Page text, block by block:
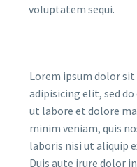
voluptatem sequi.
Lorem ipsum dolor
adipisicing elit, sed
ut labore et dolore
minim veniam, quis
laboris nisi ut aliquip
Duis aute irure dolor